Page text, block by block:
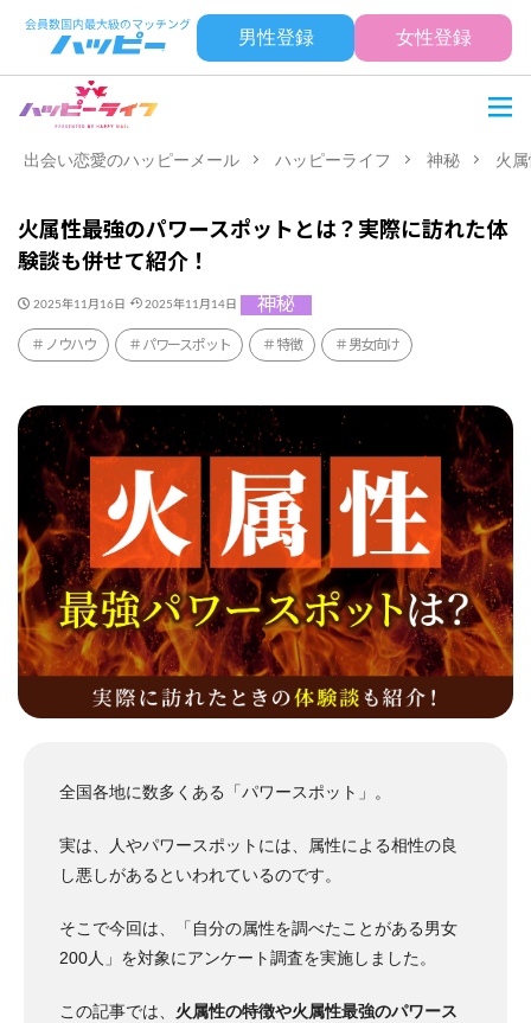
男性登録 女性登録
出会い恋愛のハッピーメール ハッピーライフ 神秘 火
火属性最強のパワースポットとは？実際に訪れた体
験談も併せて紹介！
2025年11月16日 2025年11月14日 神秘
ノウハウ パワースポット 特徴 男女向け
全国各地に数多くある「パワースポット」。
実は、人やパワースポットには、属性による相性の良
し悪しがあるといわれているのです。
そこで今回は、「自分の属性を調べたことがある男女
200人」を対象にアンケート調査を実施しました。
この記事では、 火属性の特徴や火属性最強のパワース